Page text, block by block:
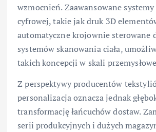
wzmocnień. Zaawansowane
cyfrowej, takie jak druk 3D
automatyczne krojownie sterowane
systemów skanowania ciała,
takich koncepcji w skali
Z perspektywy producentów
personalizacja oznacza jednak
transformację łańcuchów dostaw.
serii produkcyjnych i dużych